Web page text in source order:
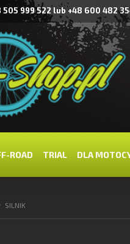
505 999 522 lub +48 600 482
ROAD TRIAL DLA
SILNIK